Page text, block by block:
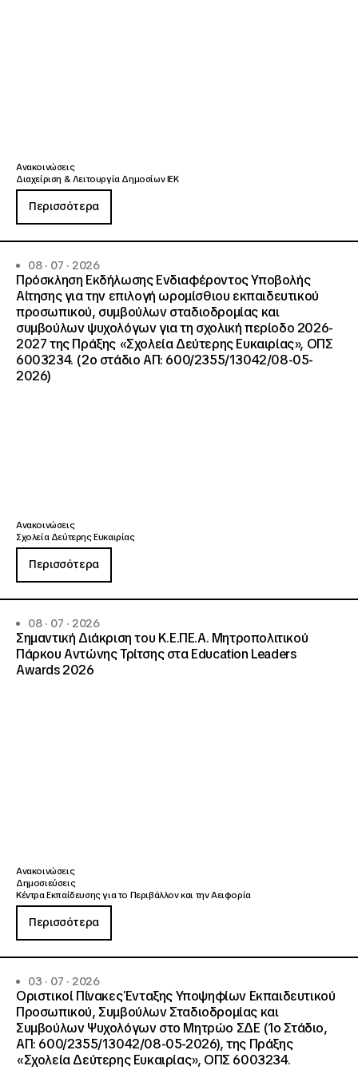
Ανακοινώσεις
Διαχείριση & Λειτουργία Δημοσίων ΙΕΚ
Περισσότερα
08 · 07 · 2026
Πρόσκληση Εκδήλωσης Ενδιαφέροντος Υποβολής
Αίτησης για την επιλογή ωρομίσθιου εκπαιδευτικού
προσωπικού, συμβούλων σταδιοδρομίας και
συμβούλων ψυχολόγων για τη σχολική περίοδο 2026-
2027 της Πράξης «Σχολεία Δεύτερης Ευκαιρίας», ΟΠΣ
6003234. (2ο στάδιο ΑΠ: 600/2355/13042/08-05-
2026)
Ανακοινώσεις
Σχολεία Δεύτερης Ευκαιρίας
Περισσότερα
08 · 07 · 2026
Σημαντική Διάκριση του Κ.Ε.ΠΕ.Α. Μητροπολιτικού
Πάρκου Αντώνης Τρίτσης στα Education Leaders
Awards 2026
Ανακοινώσεις
Δημοσιεύσεις
Κέντρα Εκπαίδευσης για το Περιβάλλον και την Αειφορία
Περισσότερα
03 · 07 · 2026
Οριστικοί Πίνακες Ένταξης Υποψηφίων Εκπαιδευτικού
Προσωπικού, Συμβούλων Σταδιοδρομίας και
Συμβούλων Ψυχολόγων στο Μητρώο ΣΔΕ (1ο Στάδιο,
ΑΠ: 600/2355/13042/08-05-2026), της Πράξης
«Σχολεία Δεύτερης Ευκαιρίας», ΟΠΣ 6003234.